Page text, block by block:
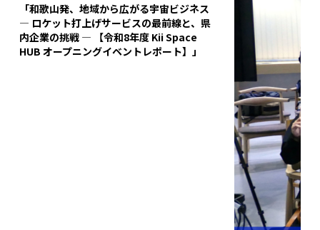
「和歌山発、地域から広がる宇宙ビジネス
― ロケット打上げサービスの最前線と、県
内企業の挑戦 ― 【令和8年度 Kii Space
HUB オープニングイベントレポート】」